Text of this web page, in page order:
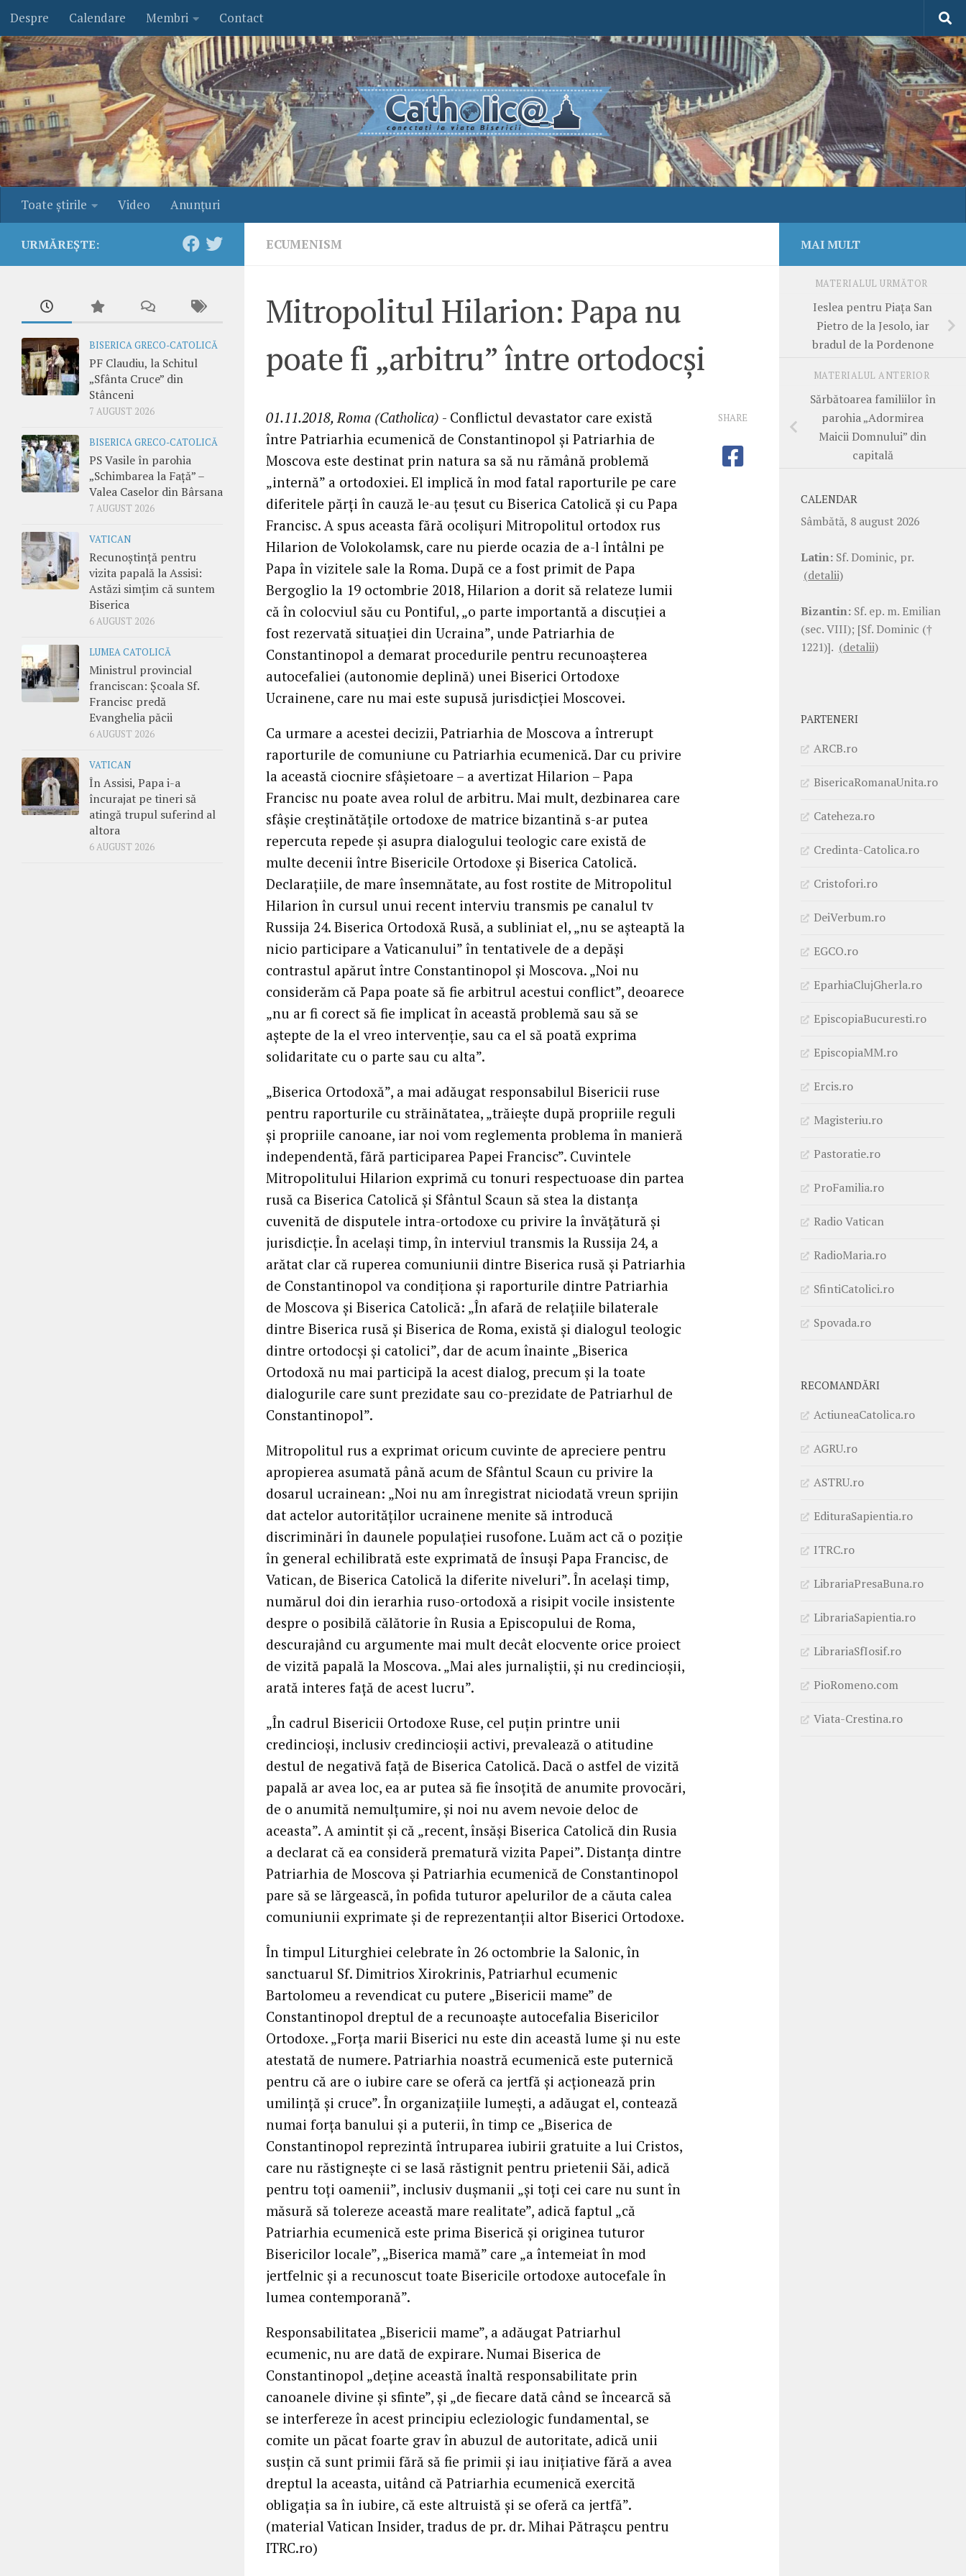
Skip to content
Despre Calendare Membri Contact
Toate ştirile Video Anunţuri
ECUMENISM
Mitropolitul Hilarion: Papa nu
poate fi „arbitru” între ortodocși
01.11.2018, Roma (Catholica) - Conflictul devastator care există
între Patriarhia ecumenică de Constantinopol și Patriarhia de
Moscova este destinat prin natura sa să nu rămână problemă
„internă” a ortodoxiei. El implică în mod fatal raporturile pe care
diferitele părți în cauză le-au țesut cu Biserica Catolică și cu Papa
Francisc. A spus aceasta fără ocolișuri Mitropolitul ortodox rus
Hilarion de Volokolamsk, care nu pierde ocazia de a-l întâlni pe
Papa în vizitele sale la Roma. După ce a fost primit de Papa
Bergoglio la 19 octombrie 2018, Hilarion a dorit să relateze lumii
că în colocviul său cu Pontiful, „o parte importantă a discuției a
fost rezervată situației din Ucraina”, unde Patriarhia de
Constantinopol a demarat procedurile pentru recunoașterea
autocefaliei (autonomie deplină) unei Biserici Ortodoxe
Ucrainene, care nu mai este supusă jurisdicției Moscovei.
Ca urmare a acestei decizii, Patriarhia de Moscova a întrerupt
raporturile de comuniune cu Patriarhia ecumenică. Dar cu privire
la această ciocnire sfâșietoare – a avertizat Hilarion – Papa
Francisc nu poate avea rolul de arbitru. Mai mult, dezbinarea care
sfâșie creștinătățile ortodoxe de matrice bizantină s-ar putea
repercuta repede și asupra dialogului teologic care există de
multe decenii între Bisericile Ortodoxe și Biserica Catolică.
Declarațiile, de mare însemnătate, au fost rostite de Mitropolitul
Hilarion în cursul unui recent interviu transmis pe canalul tv
Russija 24. Biserica Ortodoxă Rusă, a subliniat el, „nu se așteaptă la
nicio participare a Vaticanului” în tentativele de a depăși
contrastul apărut între Constantinopol și Moscova. „Noi nu
considerăm că Papa poate să fie arbitrul acestui conflict”, deoarece
„nu ar fi corect să fie implicat în această problemă sau să se
aștepte de la el vreo intervenție, sau ca el să poată exprima
solidaritate cu o parte sau cu alta”.
„Biserica Ortodoxă”, a mai adăugat responsabilul Bisericii ruse
pentru raporturile cu străinătatea, „trăiește după propriile reguli
și propriile canoane, iar noi vom reglementa problema în manieră
independentă, fără participarea Papei Francisc”. Cuvintele
Mitropolitului Hilarion exprimă cu tonuri respectuoase din partea
rusă ca Biserica Catolică și Sfântul Scaun să stea la distanța
cuvenită de disputele intra-ortodoxe cu privire la învățătură și
jurisdicție. În același timp, în interviul transmis la Russija 24, a
arătat clar că ruperea comuniunii dintre Biserica rusă și Patriarhia
de Constantinopol va condiționa și raporturile dintre Patriarhia
de Moscova și Biserica Catolică: „În afară de relațiile bilaterale
dintre Biserica rusă și Biserica de Roma, există și dialogul teologic
dintre ortodocși și catolici”, dar de acum înainte „Biserica
Ortodoxă nu mai participă la acest dialog, precum și la toate
dialogurile care sunt prezidate sau co-prezidate de Patriarhul de
Constantinopol”.
Mitropolitul rus a exprimat oricum cuvinte de apreciere pentru
apropierea asumată până acum de Sfântul Scaun cu privire la
dosarul ucrainean: „Noi nu am înregistrat niciodată vreun sprijin
dat actelor autorităților ucrainene menite să introducă
discriminări în daunele populației rusofone. Luăm act că o poziție
în general echilibrată este exprimată de însuși Papa Francisc, de
Vatican, de Biserica Catolică la diferite niveluri”. În același timp,
numărul doi din ierarhia ruso-ortodoxă a risipit vocile insistente
despre o posibilă călătorie în Rusia a Episcopului de Roma,
descurajând cu argumente mai mult decât elocvente orice proiect
de vizită papală la Moscova. „Mai ales jurnaliștii, și nu credincioșii,
arată interes față de acest lucru”.
„În cadrul Bisericii Ortodoxe Ruse, cel puțin printre unii
credincioși, inclusiv credincioșii activi, prevalează o atitudine
destul de negativă față de Biserica Catolică. Dacă o astfel de vizită
papală ar avea loc, ea ar putea să fie însoțită de anumite provocări,
de o anumită nemulțumire, și noi nu avem nevoie deloc de
aceasta”. A amintit și că „recent, însăși Biserica Catolică din Rusia
a declarat că ea consideră prematură vizita Papei”. Distanța dintre
Patriarhia de Moscova și Patriarhia ecumenică de Constantinopol
pare să se lărgească, în pofida tuturor apelurilor de a căuta calea
comuniunii exprimate și de reprezentanții altor Biserici Ortodoxe.
În timpul Liturghiei celebrate în 26 octombrie la Salonic, în
sanctuarul Sf. Dimitrios Xirokrinis, Patriarhul ecumenic
Bartolomeu a revendicat cu putere „Bisericii mame” de
Constantinopol dreptul de a recunoaște autocefalia Bisericilor
Ortodoxe. „Forța marii Biserici nu este din această lume și nu este
atestată de numere. Patriarhia noastră ecumenică este puternică
pentru că are o iubire care se oferă ca jertfă și acționează prin
umilință și cruce”. În organizațiile lumești, a adăugat el, contează
numai forța banului și a puterii, în timp ce „Biserica de
Constantinopol reprezintă întruparea iubirii gratuite a lui Cristos,
care nu răstignește ci se lasă răstignit pentru prietenii Săi, adică
pentru toți oamenii”, inclusiv dușmanii „și toți cei care nu sunt în
măsură să tolereze această mare realitate”, adică faptul „că
Patriarhia ecumenică este prima Biserică și originea tuturor
Bisericilor locale”, „Biserica mamă” care „a întemeiat în mod
jertfelnic și a recunoscut toate Bisericile ortodoxe autocefale în
lumea contemporană”.
Responsabilitatea „Bisericii mame”, a adăugat Patriarhul
ecumenic, nu are dată de expirare. Numai Biserica de
Constantinopol „deține această înaltă responsabilitate prin
canoanele divine și sfinte”, și „de fiecare dată când se încearcă să
se interfereze în acest principiu ecleziologic fundamental, se
comite un păcat foarte grav în abuzul de autoritate, adică unii
susțin că sunt primii fără să fie primii și iau inițiative fără a avea
dreptul la aceasta, uitând că Patriarhia ecumenică exercită
obligația sa în iubire, că este altruistă și se oferă ca jertfă”.
(material Vatican Insider, tradus de pr. dr. Mihai Pătrașcu pentru
ITRC.ro)
SHARE
URMĂREȘTE:
BISERICA GRECO-CATOLICĂ
PF Claudiu, la Schitul
„Sfânta Cruce” din
Stânceni
7 AUGUST 2026
BISERICA GRECO-CATOLICĂ
PS Vasile în parohia
„Schimbarea la Față” –
Valea Caselor din Bârsana
7 AUGUST 2026
VATICAN
Recunoștință pentru
vizita papală la Assisi:
Astăzi simțim că suntem
Biserica
6 AUGUST 2026
LUMEA CATOLICĂ
Ministrul provincial
franciscan: Școala Sf.
Francisc predă
Evanghelia păcii
6 AUGUST 2026
VATICAN
În Assisi, Papa i-a
încurajat pe tineri să
atingă trupul suferind al
altora
6 AUGUST 2026
MAI MULT
MATERIALUL URMĂTOR
Ieslea pentru Piața San
Pietro de la Jesolo, iar
bradul de la Pordenone
MATERIALUL ANTERIOR
Sărbătoarea familiilor în
parohia „Adormirea
Maicii Domnului” din
capitală
CALENDAR
Sâmbătă, 8 august 2026
Latin: Sf. Dominic, pr.
(detalii)
Bizantin: Sf. ep. m. Emilian
(sec. VIII); [Sf. Dominic (†
1221)]. (detalii)
PARTENERI
ARCB.ro
BisericaRomanaUnita.ro
Cateheza.ro
Credinta-Catolica.ro
Cristofori.ro
DeiVerbum.ro
EGCO.ro
EparhiaClujGherla.ro
EpiscopiaBucuresti.ro
EpiscopiaMM.ro
Ercis.ro
Magisteriu.ro
Pastoratie.ro
ProFamilia.ro
Radio Vatican
RadioMaria.ro
SfintiCatolici.ro
Spovada.ro
RECOMANDĂRI
ActiuneaCatolica.ro
AGRU.ro
ASTRU.ro
EdituraSapientia.ro
ITRC.ro
LibrariaPresaBuna.ro
LibrariaSapientia.ro
LibrariaSfIosif.ro
PioRomeno.com
Viata-Crestina.ro